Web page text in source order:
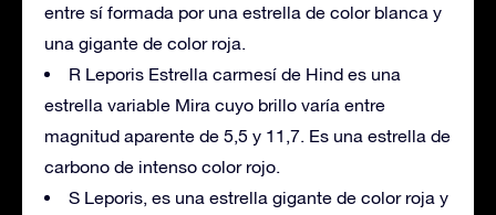
entre sí formada por una estrella de color blanca y
una gigante de color roja.
R Leporis Estrella carmesí de Hind es una
estrella variable Mira cuyo brillo varía entre
magnitud aparente de 5,5 y 11,7. Es una estrella de
carbono de intenso color rojo.
S Leporis, es una estrella gigante de color roja y